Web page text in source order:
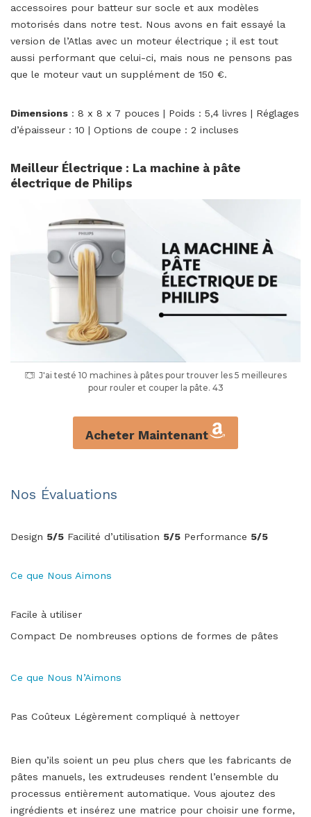
accessoires pour batteur sur socle et aux modèles
motorisés dans notre test. Nous avons en fait essayé la
version de l’Atlas avec un moteur électrique ; il est tout
aussi performant que celui-ci, mais nous ne pensons pas
que le moteur vaut un supplément de 150 €.
Dimensions : 8 x 8 x 7 pouces | Poids : 5,4 livres | Réglages
d’épaisseur : 10 | Options de coupe : 2 incluses
Meilleur Électrique : La machine à pâte
électrique de Philips
J'ai testé 10 machines à pâtes pour trouver les 5 meilleures
pour rouler et couper la pâte. 43
Acheter Maintenant
Nos Évaluations
Design 5/5 Facilité d’utilisation 5/5 Performance 5/5
Ce que Nous Aimons
Facile à utiliser
Compact De nombreuses options de formes de pâtes
Ce que Nous N’Aimons
Pas Coûteux Légèrement compliqué à nettoyer
Bien qu’ils soient un peu plus chers que les fabricants de
pâtes manuels, les extrudeuses rendent l’ensemble du
processus entièrement automatique. Vous ajoutez des
ingrédients et insérez une matrice pour choisir une forme,